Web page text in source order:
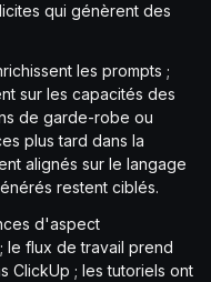
qui génèrent des
les prompts ;
sur les capacités des
de garde-robe ou
plus tard dans la
alignés sur le langage
restent ciblés.
d'aspect
le flux de travail prend
ClickUp ; les tutoriels ont